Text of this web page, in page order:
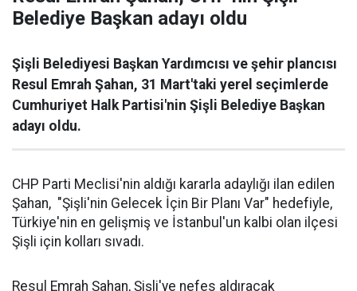
Belediye Başkan adayı oldu
Şişli Belediyesi Başkan Yardımcısı ve şehir plancısı
Resul Emrah Şahan, 31 Mart'taki yerel seçimlerde
Cumhuriyet Halk Partisi'nin Şişli Belediye Başkan
adayı oldu.
CHP Parti Meclisi'nin aldığı kararla adaylığı ilan edilen
Şahan, "Şişli'nin Gelecek İçin Bir Planı Var" hedefiyle,
Türkiye'nin en gelişmiş ve İstanbul'un kalbi olan ilçesi
Şişli için kolları sıvadı.
Resul Emrah Şahan, Şişli'ye nefes aldıracak